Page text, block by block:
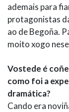
ademais para
protagonistas
ao de Begoña.
moito xogo
Vostede é
como foi a
dramática?
Cando era